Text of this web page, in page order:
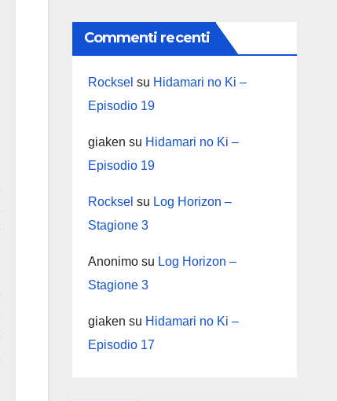
Commenti recenti
Rocksel su Hidamari no Ki –
Episodio 19
giaken su Hidamari no Ki –
Episodio 19
Rocksel su Log Horizon –
Stagione 3
Anonimosu Log Horizon –
Stagione 3
giaken su Hidamari no Ki –
Episodio 17